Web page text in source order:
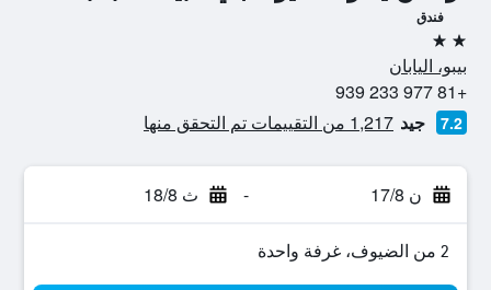
فندق
2 نجمتين
بيبو، اليابان
+81 977 233 939
7.2 جيد 1,217 من التقييمات تم التحقق منها
ن 17/8 - ث 18/8
2 من الضيوف، غرفة واحدة